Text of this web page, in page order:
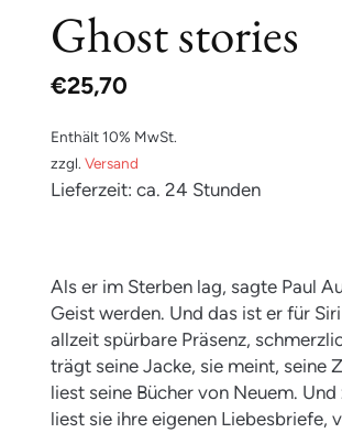
Ghost stories
€25,70
Enthält 10% MwSt.
zzgl. Versand
Lieferzeit: ca. 24 Stunden
Als er im Sterben lag, sagte Paul
Geist werden. Und das ist er für
allzeit spürbare Präsenz,
trägt seine Jacke, sie meint, seine
liest seine Bücher von Neuem.
liest sie ihre eigenen Liebesbriefe,